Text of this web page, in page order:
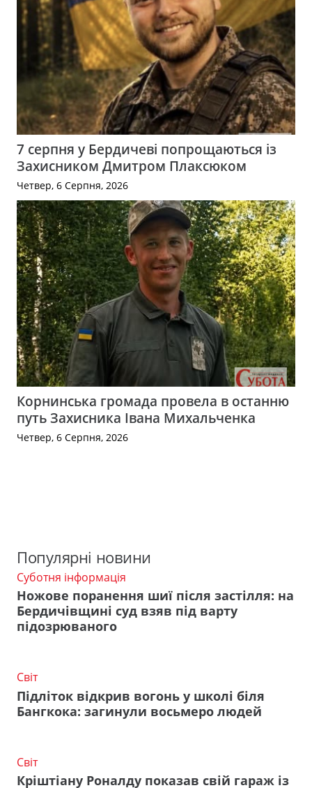
7 серпня у Бердичеві попрощаються із
Захисником Дмитром Плаксюком
Четвер, 6 Серпня, 2026
Корнинська громада провела в останню
путь Захисника Івана Михальченка
Четвер, 6 Серпня, 2026
Популярні новини
Суботня інформація
Ножове поранення шиї після застілля: на
Бердичівщині суд взяв під варту
підозрюваного
Світ
Підліток відкрив вогонь у школі біля
Бангкока: загинули восьмеро людей
Світ
Кріштіану Роналду показав свій гараж із